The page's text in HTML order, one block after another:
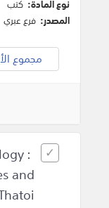
نوع المادة: كتب
المصدر: فرع عبري
مجموع
:
and